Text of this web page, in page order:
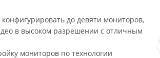
до девяти мониторов,
в высоком разрешении с отличным
мониторов по технологии